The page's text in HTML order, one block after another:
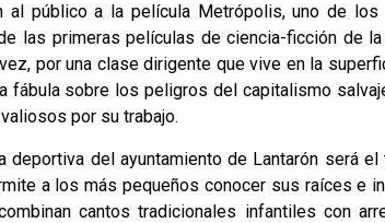
al público a la película Metrópolis, uno de los
las primeras películas de ciencia-ficción de
por una clase dirigente que vive en la
fábula sobre los peligros del capitalismo
por su trabajo.
deportiva del ayuntamiento de Lantarón será el
a los más pequeños conocer sus raíces e
cantos tradicionales infantiles con